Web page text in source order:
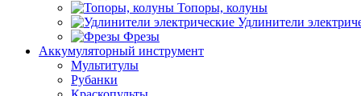
Топоры, колуны
Удлинители
Фрезы
Аккумуляторный инструмент
Мультитулы
Рубанки